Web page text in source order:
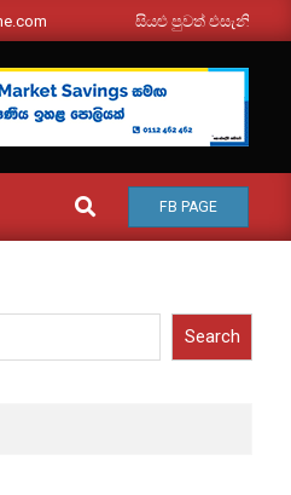
සියළු පුවත් එසැනින් ඔබ වෙත
SEARCH
FB PAGE
Search